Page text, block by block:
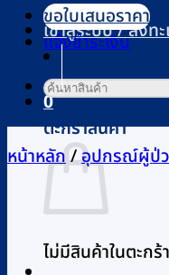
เข้าสู่ระบบ / ลงท
0
ตะกร้าสินค้า
ไม่มีสินค้าในตะกร้า
ขอใบเสนอราคา
แจ้งชำระเงิน
ค้นหา:
หน้าหลัก/อุปกรณ์ผู้ป่